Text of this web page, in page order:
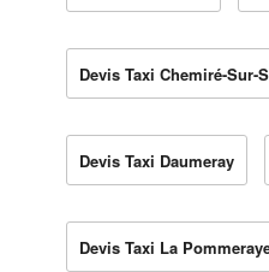
Devis Taxi Chemiré-Sur-
Devis Taxi Daumeray
Devis Taxi La